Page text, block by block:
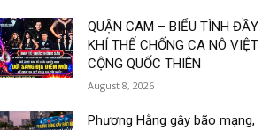
QUẬN CAM – BIỂU TÌNH ĐẦY
KHÍ THẾ CHỐNG CA NÔ VIỆT
CỘNG QUỐC THIÊN
August 8, 2026
Phương Hằng gây bão mạng,